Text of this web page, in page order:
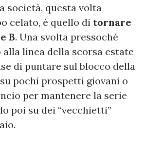
società, questa volta
celato, è quello di tornare
B. Una svolta pressoché
linea della scorsa estate
di puntare sul blocco della
pochi prospetti giovani o
per mantenere la serie
poi su dei “vecchietti”